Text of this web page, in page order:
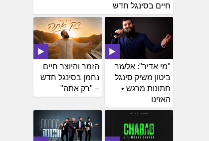
חיים בסינגל חדש
הזמר והיוצר חיים
נחמן בסינגל חדש
– "רק אתה"
"מי אדיר": אלעזר
ביטון משיק סינגל
חתונות מרגש •
האזינו